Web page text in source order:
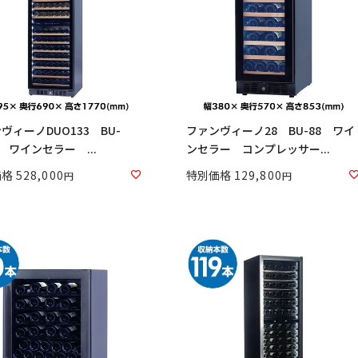
ヴィーノDUO133 BU-
ワインセラー ...
528,000
ファンヴィーノ28 BU-88 ワイ
ンセラー コンプレッサー...
特別価格 129,800